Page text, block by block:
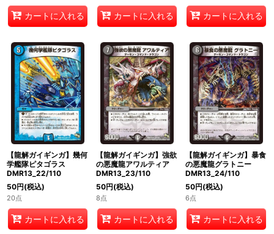
カートに入れる カートに入れる カートに入れる
【龍解ガイギンガ】幾何
学艦隊ピタゴラス
DMR13_22/110
50円(税込)
20点
カートに入れる
【龍解ガイギンガ】強欲
の悪魔龍アワルティア
DMR13_23/110
50円(税込)
8点
カートに入れる
【龍解ガイギンガ】暴食
の悪魔龍グラトニー
DMR13_24/110
50円(税込)
6点
カートに入れる